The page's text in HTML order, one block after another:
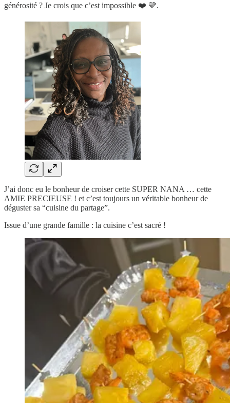
générosité ? Je crois que c’est impossible ❤️ 💛.
J’ai donc eu le bonheur de croiser cette SUPER NANA … cette
AMIE PRECIEUSE ! et c’est toujours un véritable bonheur de
déguster sa “cuisine du partage”.
Issue d’une grande famille : la cuisine c’est sacré !